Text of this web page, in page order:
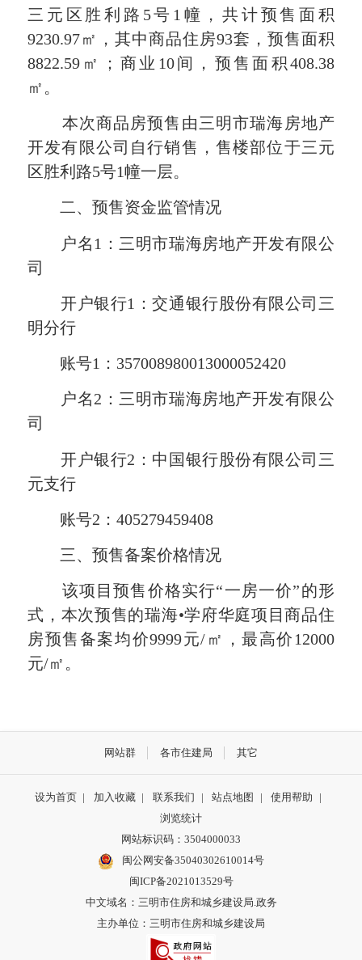
三元区胜利路5号1幢，共计预售面积
9230.97㎡，其中商品住房93套，预售面积
8822.59㎡；商业10间，预售面积408.38
㎡。
本次商品房预售由三明市瑞海房地产
开发有限公司自行销售，售楼部位于三元
区胜利路5号1幢一层。
二、预售资金监管情况
户名1：三明市瑞海房地产开发有限公
司
开户银行1：交通银行股份有限公司三
明分行
账号1：357008980013000052420
户名2：三明市瑞海房地产开发有限公
司
开户银行2：中国银行股份有限公司三
元支行
账号2：405279459408
三、预售备案价格情况
该项目预售价格实行“一房一价”的形
式， 本次预售的瑞海•学府华庭项目商品住
房预售备案均价9999元/㎡，最高价12000
元/㎡。
网站群 各市住建局 其它
设为首页 | 加入收藏 | 联系我们 | 站点地图 | 使用帮助
|
浏览统计
网站标识码：3504000033
闽公网安备35040302610014号
闽ICP备2021013529号
中文域名：三明市住房和城乡建设局.政务
主办单位：三明市住房和城乡建设局